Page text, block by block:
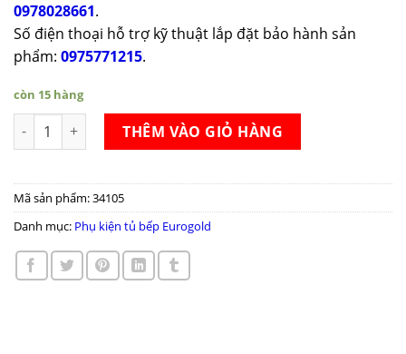
0978028661.
Số điện thoại hỗ trợ kỹ thuật lắp đặt bảo hành sản
phẩm: 0975771215.
còn 15 hàng
Mâm xoay tủ bếp Eurogold TR360-A/F số lượng
THÊM VÀO GIỎ HÀNG
Mã sản phẩm:34105
Danh mục: Phụ kiện tủ bếp Eurogold